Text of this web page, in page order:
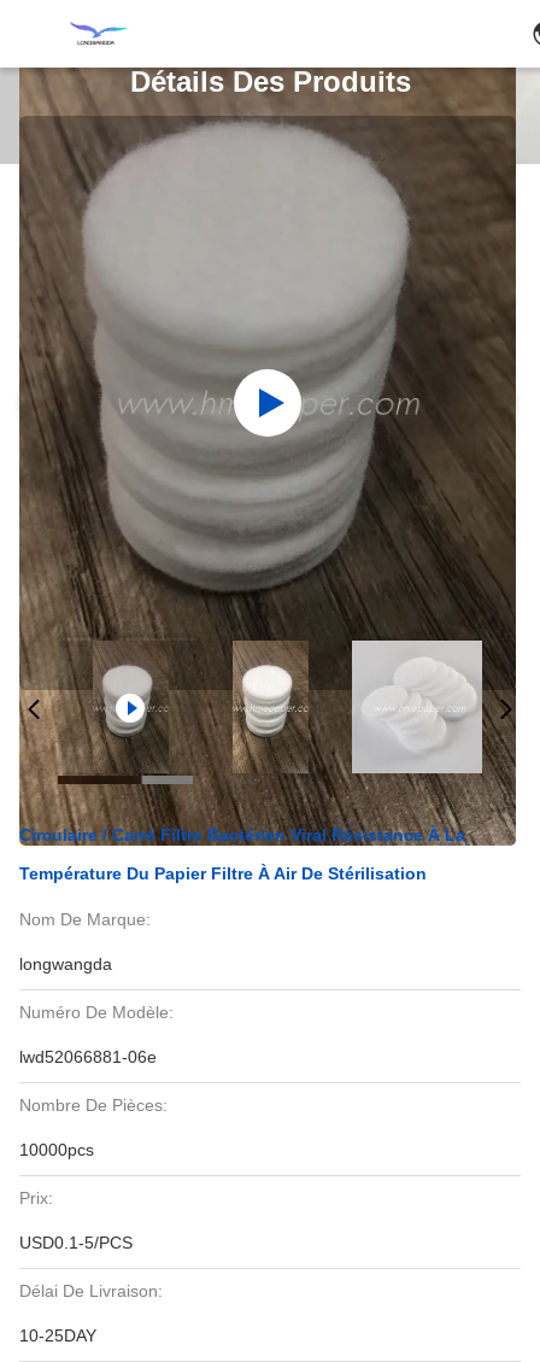
Détails Des Produits
Circulaire / Carré Filtre Bactérien Viral Résistance À La
Température Du Papier Filtre À Air De Stérilisation
Nom De Marque:
longwangda
Numéro De Modèle:
lwd52066881-06e
Nombre De Pièces:
10000pcs
Prix:
USD0.1-5/PCS
Délai De Livraison:
10-25DAY